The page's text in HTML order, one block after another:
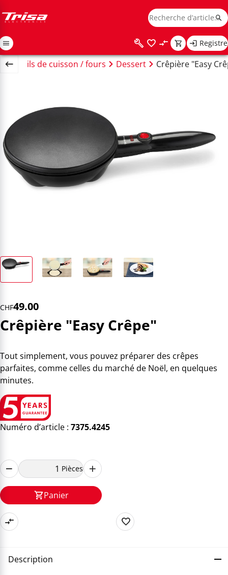
Registre
de cuisson / fours Dessert Crêpière "Easy
CHF49.00
Crêpière "Easy Crêpe"
Tout simplement, vous pouvez préparer des crêpes
parfaites, comme celles du marché de Noël, en quelques
minutes.
Numéro d’article : 7375.4245
Pièces
Panier
Description